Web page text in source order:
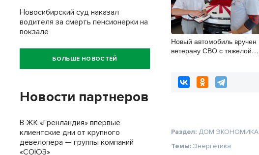
Новый автомобиль вручен
ветерану СВО с тяжелой
Раздел: ДОМ ЭКОНОМИКА
Темы:Энергетика
Новосибирский суд наказал
водителя за смерть пенсионерки на
вокзале
БОЛЬШЕ НОВОСТЕЙ
Новости партнеров
В ЖК «Гренландия» впервые
клиентские дни от крупного
девелопера — группы компаний
«СОЮЗ»